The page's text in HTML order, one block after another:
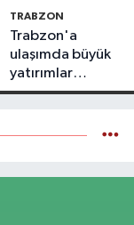
TRABZON
Trabzon'a
ulaşımda büyük
yatırımlar
yapılıyor